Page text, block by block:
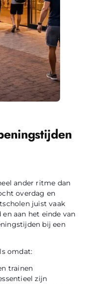
ander ritme dan
overdag en
juist vaak
aan het einde van
bij een
omdat:
trainen
zijn